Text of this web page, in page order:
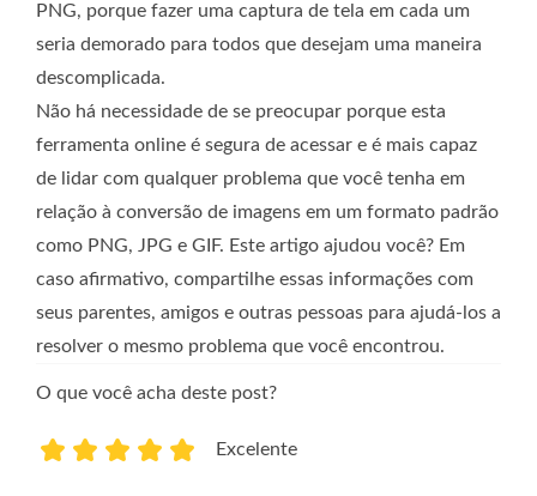
PNG, porque fazer uma captura de tela em cada um
seria demorado para todos que desejam uma maneira
descomplicada.
Não há necessidade de se preocupar porque esta
ferramenta online é segura de acessar e é mais capaz
de lidar com qualquer problema que você tenha em
relação à conversão de imagens em um formato padrão
como PNG, JPG e GIF. Este artigo ajudou você? Em
caso afirmativo, compartilhe essas informações com
seus parentes, amigos e outras pessoas para ajudá-los a
resolver o mesmo problema que você encontrou.
O que você acha deste post?
Excelente